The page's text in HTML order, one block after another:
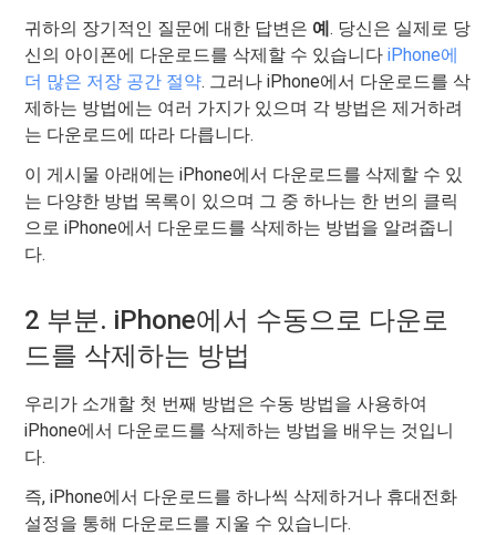
귀하의 장기적인 질문에 대한 답변은 예. 당신은 실제로 당
신의 아이폰에 다운로드를 삭제할 수 있습니다iPhone에
더 많은 저장 공간 절약. 그러나 iPhone에서 다운로드를 삭
제하는 방법에는 여러 가지가 있으며 각 방법은 제거하려
는 다운로드에 따라 다릅니다.
이 게시물 아래에는 iPhone에서 다운로드를 삭제할 수 있
는 다양한 방법 목록이 있으며 그 중 하나는 한 번의 클릭
으로 iPhone에서 다운로드를 삭제하는 방법을 알려줍니
다.
2 부분. iPhone에서 수동으로 다운로
드를 삭제하는 방법
우리가 소개할 첫 번째 방법은 수동 방법을 사용하여
iPhone에서 다운로드를 삭제하는 방법을 배우는 것입니
다.
즉, iPhone에서 다운로드를 하나씩 삭제하거나 휴대전화
설정을 통해 다운로드를 지울 수 있습니다.